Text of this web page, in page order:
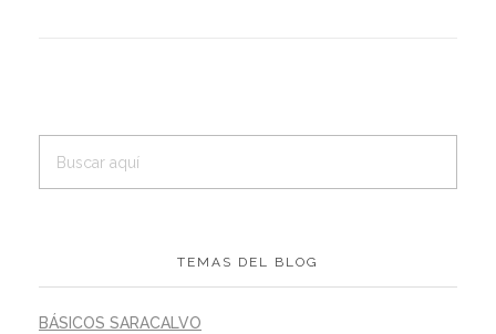
TEMAS DEL BLOG
BÁSICOS SARACALVO